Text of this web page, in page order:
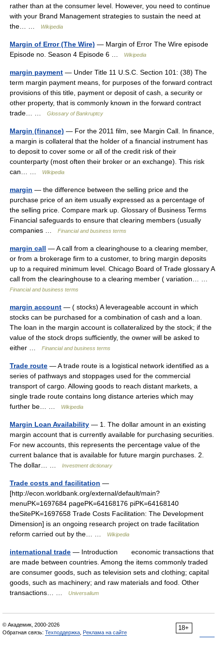
rather than at the consumer level. However, you need to continue
with your Brand Management strategies to sustain the need at
the… …
Wikipedia
Margin of Error (The Wire) — Margin of Error The Wire episode
Episode no. Season 4 Episode 6 …
Wikipedia
margin payment — Under Title 11 U.S.C. Section 101: (38) The
term margin payment means, for purposes of the forward contract
provisions of this title, payment or deposit of cash, a security or
other property, that is commonly known in the forward contract
trade… …
Glossary of Bankruptcy
Margin (finance) — For the 2011 film, see Margin Call. In finance,
a margin is collateral that the holder of a financial instrument has
to deposit to cover some or all of the credit risk of their
counterparty (most often their broker or an exchange). This risk
can… …
Wikipedia
margin — the difference between the selling price and the
purchase price of an item usually expressed as a percentage of
the selling price. Compare mark up. Glossary of Business Terms
Financial safeguards to ensure that clearing members (usually
companies …
Financial and business terms
margin call — A call from a clearinghouse to a clearing member,
or from a brokerage firm to a customer, to bring margin deposits
up to a required minimum level. Chicago Board of Trade glossary A
call from the clearinghouse to a clearing member ( variation… …
Financial and business terms
margin account — ( stocks) A leverageable account in which
stocks can be purchased for a combination of cash and a loan.
The loan in the margin account is collateralized by the stock; if the
value of the stock drops sufficiently, the owner will be asked to
either …
Financial and business terms
Trade route — A trade route is a logistical network identified as a
series of pathways and stoppages used for the commercial
transport of cargo. Allowing goods to reach distant markets, a
single trade route contains long distance arteries which may
further be… …
Wikipedia
Margin Loan Availability — 1. The dollar amount in an existing
margin account that is currently available for purchasing securities.
For new accounts, this represents the percentage value of the
current balance that is available for future margin purchases. 2.
The dollar… …
Investment dictionary
Trade costs and facilitation —
[http://econ.worldbank.org/external/default/main?
menuPK=1697684 pagePK=64168176 piPK=64168140
theSitePK=1697658 Trade Costs Facilitation: The Development
Dimension] is an ongoing research project on trade facilitation
reform carried out by the… …
Wikipedia
international trade — Introduction economic transactions that
are made between countries. Among the items commonly traded
are consumer goods, such as television sets and clothing; capital
goods, such as machinery; and raw materials and food. Other
transactions… …
Universalium
18+
© Академик, 2000-2026
Обратная связь: Техподдержка Реклама на сайте